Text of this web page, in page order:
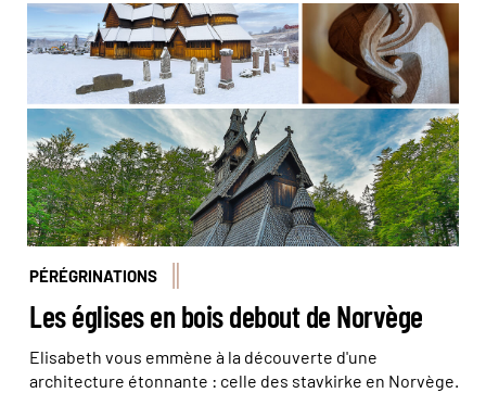
© Vidar Moløkken / Visit Norway - © Juliette
Robert/Haytham-Rea - © mariusltu / fotolia
PÉRÉGRINATIONS
Les églises en bois debout de Norvège
Elisabeth vous emmène à la découverte d'une
architecture étonnante : celle des stavkirke en Norvège.